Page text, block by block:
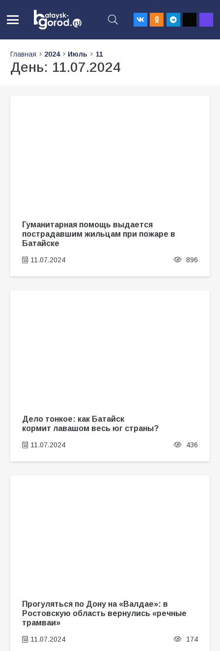
Главная 2024 Июль 11
День: 11.07.2024
Гуманитарная помощь выдается
пострадавшим жильцам при пожаре в
Батайске
11.07.2024 896
Дело тонкое: как Батайск
кормит лавашом весь юг страны?
11.07.2024 436
Прогуляться по Дону на «Валдае»: в
Ростовскую область вернулись «речные
трамваи»
11.07.2024 174